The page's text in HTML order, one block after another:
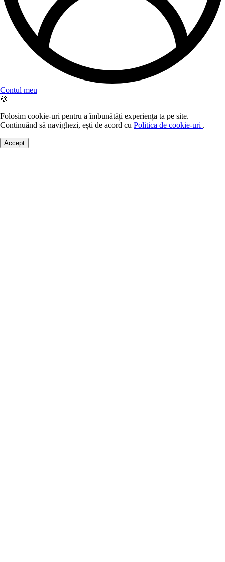
Contul meu
🍪
Folosim cookie-uri pentru a îmbunătăți experiența ta pe site.
Continuând să navighezi, ești de acord cu Politica de cookie-uri .
Accept